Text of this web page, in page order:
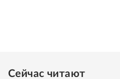
Сейчас читают